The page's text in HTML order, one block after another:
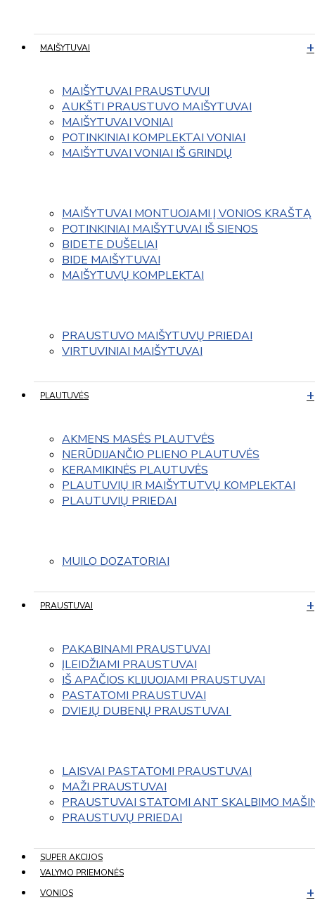
MAIŠYTUVAI
MAIŠYTUVAI PRAUSTUVUI
AUKŠTI PRAUSTUVO MAIŠYTUVAI
MAIŠYTUVAI VONIAI
POTINKINIAI KOMPLEKTAI VONIAI
MAIŠYTUVAI VONIAI IŠ GRINDŲ
MAIŠYTUVAI MONTUOJAMI Į VONIOS KRAŠTĄ
POTINKINIAI MAIŠYTUVAI IŠ SIENOS
BIDETE DUŠELIAI
BIDE MAIŠYTUVAI
MAIŠYTUVŲ KOMPLEKTAI
PRAUSTUVO MAIŠYTUVŲ PRIEDAI
VIRTUVINIAI MAIŠYTUVAI
PLAUTUVĖS
AKMENS MASĖS PLAUTVĖS
NERŪDIJANČIO PLIENO PLAUTUVĖS
KERAMIKINĖS PLAUTUVĖS
PLAUTUVIŲ IR MAIŠYTUTVŲ KOMPLEKTAI
PLAUTUVIŲ PRIEDAI
MUILO DOZATORIAI
PRAUSTUVAI
PAKABINAMI PRAUSTUVAI
ĮLEIDŽIAMI PRAUSTUVAI
IŠ APAČIOS KLIJUOJAMI PRAUSTUVAI
PASTATOMI PRAUSTUVAI
DVIEJŲ DUBENŲ PRAUSTUVAI
LAISVAI PASTATOMI PRAUSTUVAI
MAŽI PRAUSTUVAI
PRAUSTUVAI STATOMI ANT SKALBIMO
PRAUSTUVŲ PRIEDAI
SUPER AKCIJOS
VALYMO PRIEMONĖS
VONIOS